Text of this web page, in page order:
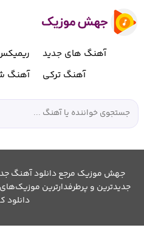
آهنگ های جدید
آهنگ ترکی
آهنگ
جهش موزیک مرجع دانلود آهنگ
جدیدترین و پرطرفدارترین
دانلود